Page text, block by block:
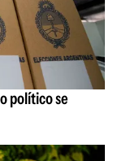
político se